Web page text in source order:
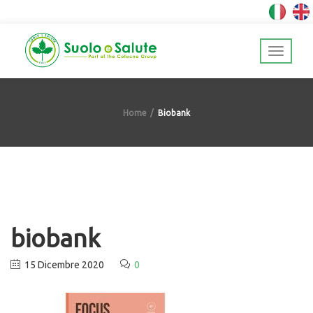
Home Biobank
biobank
15 Dicembre 2020 0